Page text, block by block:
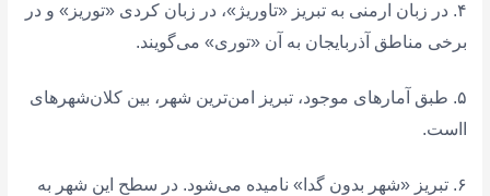
۴. در زبان ارمنی به تبریز «تاوریژ»، در زبان کردی «توریز» و در
برخی مناطق آذربایجان به آن «توری» می‌گویند.
۵. طبق آمارهای موجود، تبریز امن‌ترین شهر، بین کلان‌شهرهای
ااست.
۶. تبریز «شهر بدون گدا» نامیده می‌شود. در سطح این شهر به